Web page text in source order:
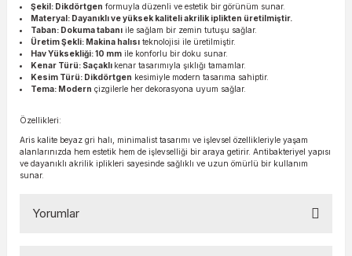
Şekil: Dikdörtgen formuyla düzenli ve estetik bir görünüm sunar.
Materyal: Dayanıklı ve yüksek kaliteli akrilik iplikten üretilmiştir.
Taban: Dokuma tabanı ile sağlam bir zemin tutuşu sağlar.
Üretim Şekli: Makina halısı teknolojisi ile üretilmiştir.
Hav Yüksekliği: 10 mm ile konforlu bir doku sunar.
Kenar Türü: Saçaklı kenar tasarımıyla şıklığı tamamlar.
Kesim Türü: Dikdörtgen kesimiyle modern tasarıma sahiptir.
Tema: Modern çizgilerle her dekorasyona uyum sağlar.
Özellikleri:
Aris kalite beyaz gri halı, minimalist tasarımı ve işlevsel özellikleriyle yaşam
alanlarınızda hem estetik hem de işlevselliği bir araya getirir. Antibakteriyel yapısı
ve dayanıklı akrilik iplikleri sayesinde sağlıklı ve uzun ömürlü bir kullanım
sunar.
Yorumlar